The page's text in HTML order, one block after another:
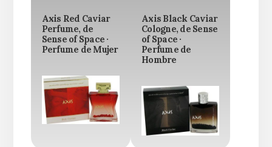
Axis Red Caviar
Perfume, de
Sense of Space ·
Perfume de Mujer
Axis Black Caviar
Cologne, de Sense
of Space ·
Perfume de
Hombre